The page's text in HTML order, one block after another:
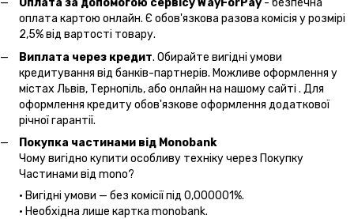
Оплата за допомогою сервісу WayForPay - безпечна
оплата картою онлайн. Є обов'язкова разова комісія у розмірі
2,5% від вартості товару.
Виплата через кредит. Обирайте вигідні умови
кредитування від банків-партнерів. Можливе оформлення у
містах Львів, Тернопіль, або онлайн на нашому сайті . Для
оформлення кредиту обов'язкове оформлення додаткової
річної гарантії.
Покупка частинами від Monobank
Чому вигідно купити особливу техніку через Покупку
Частинами від mono?
• Вигідні умови — без комісії під 0,000001%.
• Необхідна лише картка monobank.